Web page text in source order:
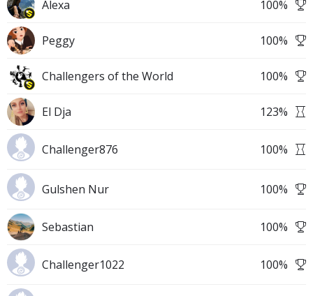
Alexa 100%
Peggy 100%
Challengers of the World 100%
El Dja 123%
Challenger876 100%
Gulshen Nur 100%
Sebastian 100%
Challenger1022 100%